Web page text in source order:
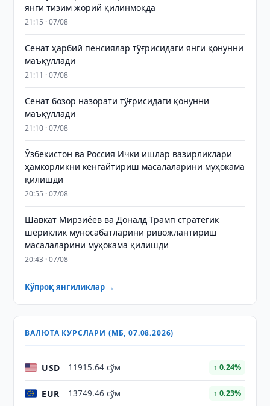
янги тизим жорий қилинмоқда
21:15 · 07/08
Сенат ҳарбий пенсиялар тўғрисидаги янги қонунни
маъқуллади
21:11 · 07/08
Сенат бозор назорати тўғрисидаги қонунни
маъқуллади
21:10 · 07/08
Ўзбекистон ва Россия Ички ишлар вазирликлари
ҳамкорликни кенгайтириш масалаларини муҳокама
қилишди
20:55 · 07/08
Шавкат Мирзиёев ва Доналд Трамп стратегик
шериклик муносабатларини ривожлантириш
масалаларини муҳокама қилишди
20:43 · 07/08
Кўпроқ янгиликлар →
ВАЛЮТА КУРСЛАРИ (МБ, 07.08.2026)
USD 11915.64 сўм ↑ 0.24%
EUR 13749.46 сўм ↑ 0.23%